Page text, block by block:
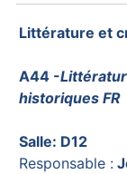
Littérature et
A44 -
historiques FR
Salle: D12
Responsable :